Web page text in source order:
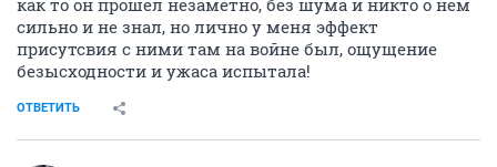
как то он прошел незаметно, без шума и никто о нем
сильно и не знал, но лично у меня эффект
присутсвия с ними там на войне был, ощущение
безысходности и ужаса испытала!
ОТВЕТИТЬ